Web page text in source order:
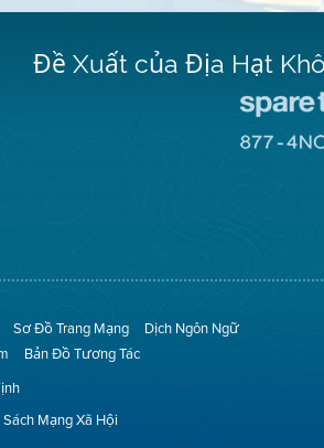
Đề Xuất của Địa Hạt
Sơ Đồ Trang Mạng
Dịch Ngôn Ngữ
Bản Đồ Tương Tác
Mạng Xã Hội